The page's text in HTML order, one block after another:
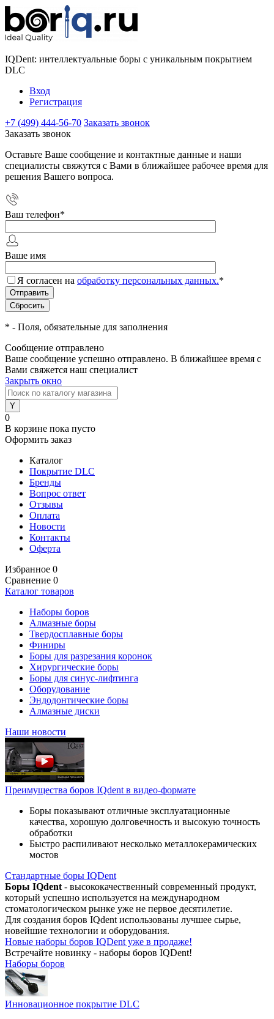
IQDent: интеллектуальные боры с уникальным покрытием
DLC
Вход
Регистрация
+7 (499) 444-56-70 Заказать звонок
Заказать звонок
Оставьте Ваше сообщение и контактные данные и наши
специалисты свяжутся с Вами в ближайшее рабочее время для
решения Вашего вопроса.
Ваш телефон*
Ваше имя
Я согласен на обработку персональных данных.*
* - Поля, обязательные для заполнения
Сообщение отправлено
Ваше сообщение успешно отправлено. В ближайшее время с
Вами свяжется наш специалист
Закрыть окно
0
В корзине пока пусто
Оформить заказ
Каталог
Покрытие DLC
Бренды
Вопрос ответ
Отзывы
Оплата
Новости
Контакты
Оферта
Избранное 0
Сравнение 0
Каталог товаров
Наборы боров
Алмазные боры
Твердосплавные боры
Финиры
Боры для разрезания коронок
Хирургические боры
Боры для синус-лифтинга
Оборудование
Эндодонтические боры
Алмазные диски
Наши новости
Преимущества боров IQdent в видео-формате
Боры показывают отличные эксплуатационные
качества, хорошую долговечность и высокую точность
обработки
Быстро распиливают несколько металлокерамических
мостов
Стандартные боры IQDent
Боры IQdent - высококачественный современный продукт,
который успешно используется на международном
стоматологическом рынке уже не первое десятилетие.
Для создания боров IQdent использованы лучшее сырье,
новейшие технологии и оборудования.
Новые наборы боров IQDent уже в продаже!
Встречайте новинку - наборы боров IQDent!
Наборы боров
Инновационное покрытие DLC